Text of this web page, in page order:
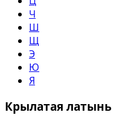
Ч
Ш
Щ
Э
Ю
Я
Крылатая латынь